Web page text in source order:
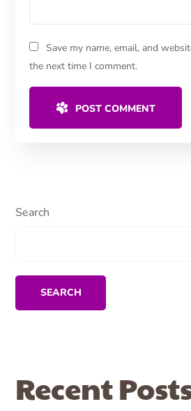
Save my name, email, and
the next time I comment.
POST COMMENT
Search
SEARCH
Recent